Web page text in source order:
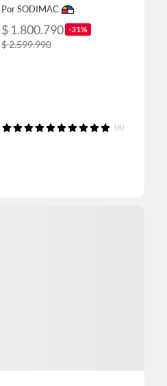
Por SODIMAC
$ 1.800.790 -31%
$ 2.599.990
(8)